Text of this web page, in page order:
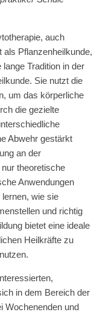
auch
als Pflanzenheilkunde,
lange Tradition in der
Sie nutzt die
um das körperliche
die gezielte
Abwehr gestärkt
an der
theoretische
Anwendungen
lernen, wie sie
und richtig
bietet eine ideale
Heilkräfte zu
in dem Bereich der
Wochenenden und